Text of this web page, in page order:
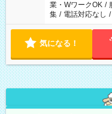
業・WワークOK /
集 / 電話対応なし /
気になる！